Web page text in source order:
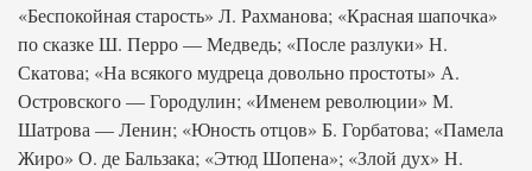
«Беспокойная старость» Л. Рахманова; «Красная шапочка»
по сказке Ш. Перро — Медведь; «После разлуки» Н.
Скатова; «На всякого мудреца довольно простоты» А.
Островского — Городулин; «Именем революции» М.
Шатрова — Ленин; «Юность отцов» Б. Горбатова; «Памела
Жиро» О. де Бальзака; «Этюд Шопена»; «Злой дух» Н.